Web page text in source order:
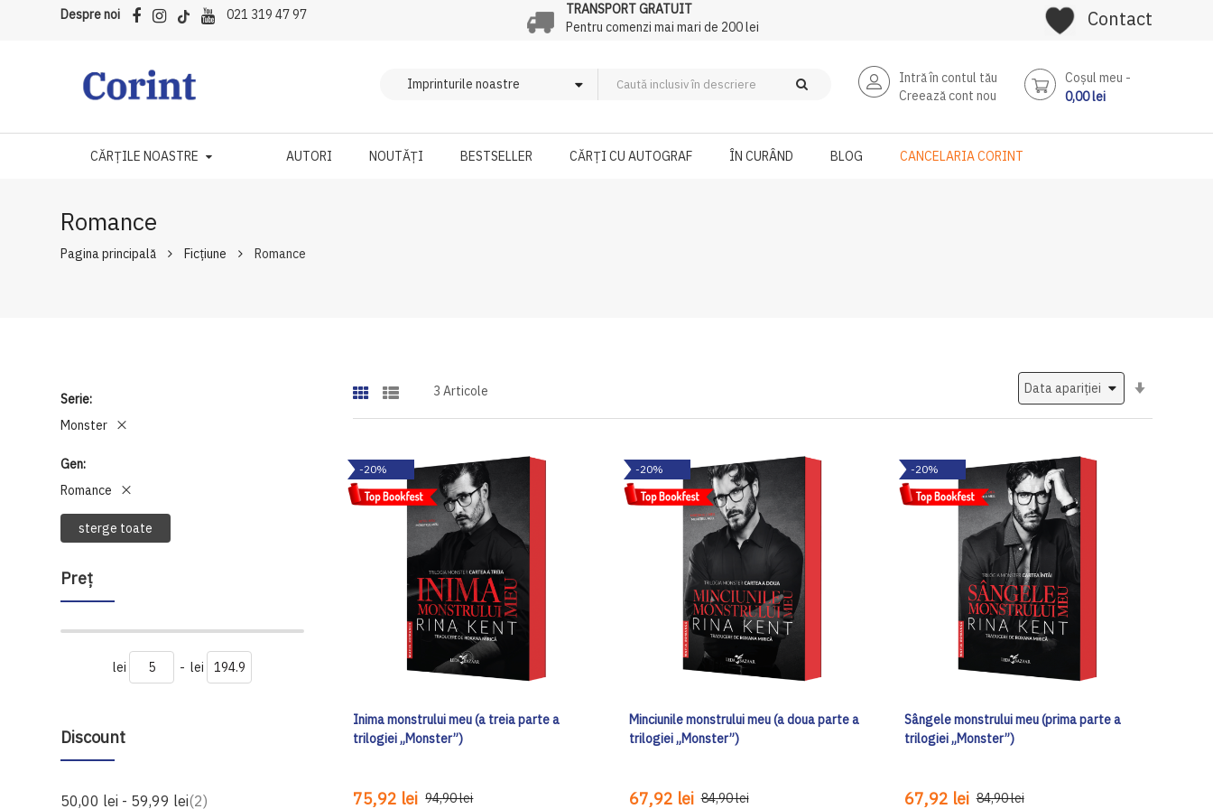
Despre noi 021 319 47 97
TRANSPORT GRATUIT
Pentru comenzi mai mari de 200 lei
Contact
Intră în contul tău
Creează cont nou
Coşul meu
0,00 lei
CĂRȚILE NOASTRE AUTORI NOUTĂȚI BESTSELLER CĂRȚI CU AUTOGRAF ÎN CURÂND BLOG CANCELARIA CORINT
Romance
Pagina principală Ficțiune Romance
Serie
Monster
Gen
Romance
sterge toate
Preţ
lei - lei
Discount
50,00 lei - 59,99 lei 2produse
3 Articole
-20%
Inima monstrului meu (a treia parte a
trilogiei „Monster”)
75,92 lei 94,90 lei
-20%
Minciunile monstrului meu (a doua parte a
trilogiei „Monster”)
67,92 lei 84,90 lei
-20%
Sângele monstrului meu (prima parte a
trilogiei „Monster”)
67,92 lei 84,90 lei